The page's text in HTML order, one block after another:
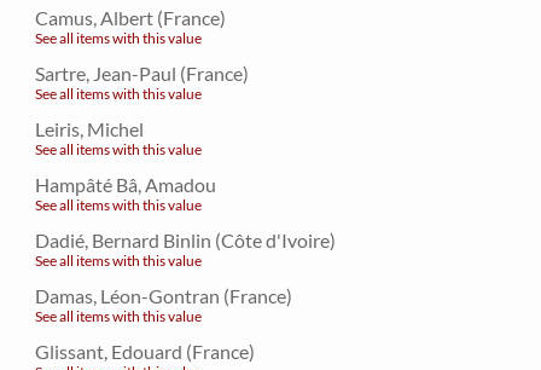
Camus, Albert (France)
See all items with this value
Sartre, Jean-Paul (France)
See all items with this value
Leiris, Michel
See all items with this value
Hampâté Bâ, Amadou
See all items with this value
Dadié, Bernard Binlin (Côte d'Ivoire)
See all items with this value
Damas, Léon-Gontran (France)
See all items with this value
Glissant, Edouard (France)